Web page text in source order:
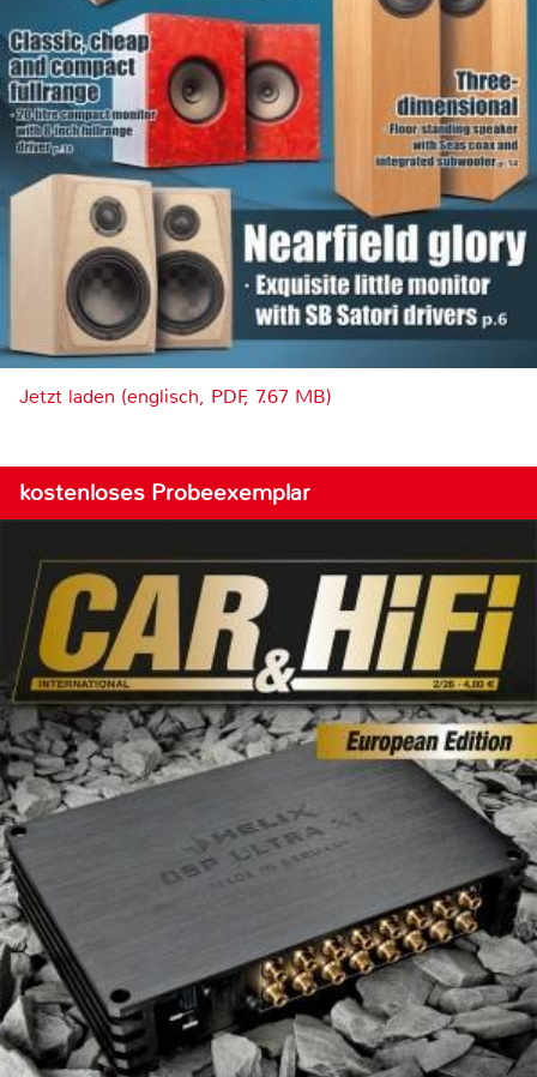
Jetzt laden (englisch, PDF, 7.67 MB)
kostenloses Probeexemplar